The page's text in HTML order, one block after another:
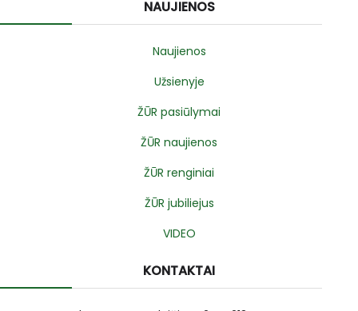
NAUJIENOS
Naujienos
Užsienyje
ŽŪR pasiūlymai
ŽŪR naujienos
ŽŪR renginiai
ŽŪR jubiliejus
VIDEO
KONTAKTAI